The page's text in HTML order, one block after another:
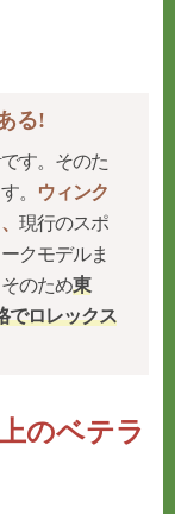
る!
す。そのた
。 ウィンク
現行のスポ
クモデルま
のため東
でロレックス
のベテラ